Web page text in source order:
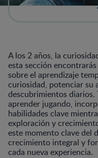
A los 2 años, la
esta sección
sobre el aprendizaje
curiosidad, potenciar su
descubrimientos diarios.
aprender jugando,
habilidades clave
exploración y
este momento clave del
crecimiento integral y
cada nueva experiencia.